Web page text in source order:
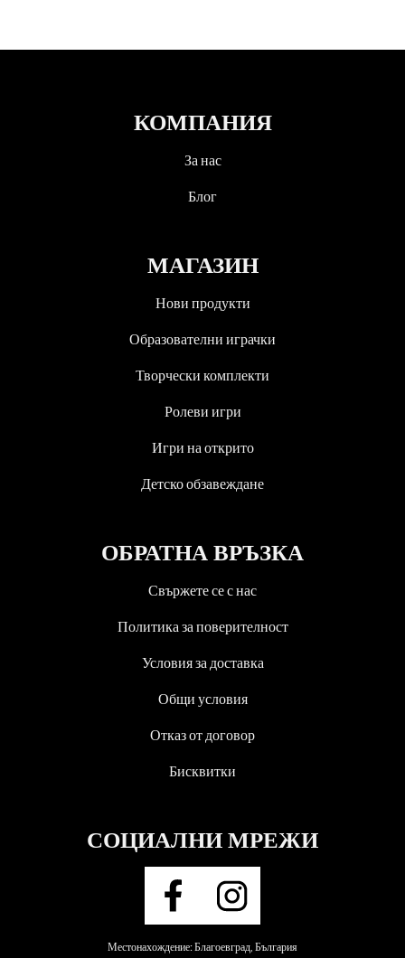
КОМПАНИЯ
За нас
Блог
МАГАЗИН
Нови продукти
Образователни играчки
Творчески комплекти
Ролеви игри
Игри на открито
Детско обзавеждане
ОБРАТНА ВРЪЗКА
Свържете се с нас
Политика за поверителност
Условия за доставка
Общи условия
Отказ от договор
Бисквитки
СОЦИАЛНИ МРЕЖИ
Местонахождение: Благоевград, България